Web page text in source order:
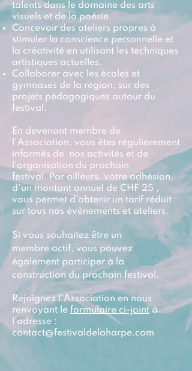
talents dans le domaine des arts
visuels et de la poésie.
Concevoir des ateliers propres à
stimuler la conscience personnelle et
la créativité en utilisant les techniques
artistiques actuelles.
Collaborer avec les écoles et
gymnases de la région, sur des
projets pédagogiques autour du
festival.
En devenant membre de
l'Association, vous êtes régulièrement
informés de nos activités et de
l'organisation du prochain
festival. Par ailleurs, votre adhésion,
d'un montant annuel de CHF 25 ,
vous permet d'obtenir un tarif réduit
sur tous nos évènements et ateliers.
Si vous souhaitez être un
membre actif, vouspouvez
également participer à la
construction du prochain festival.
Rejoignez l'Association en nous
renvoyant le formulaire ci-jointà
l'adresse :
contact@festivaldelaharpe.com